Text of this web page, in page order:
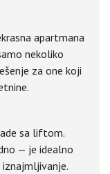
apartmana
nekoliko
za one koji
sa liftom.
— je idealno